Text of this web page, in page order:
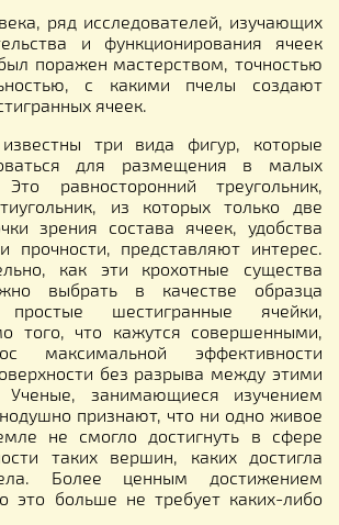
ряд исследователей, изучающих
и функционирования ячеек
поражен мастерством, точностью
с какими пчелы создают
ячеек.
три вида фигур, которые
для размещения в малых
Это равносторонний треугольник,
из которых только две
зрения состава ячеек, удобства
прочности, представляют интерес.
как эти крохотные существа
выбрать в качестве образца
простые шестигранные ячейки,
того, что кажутся совершенными,
максимальной эффективности
без разрыва между этими
Ученые, занимающиеся изучением
признают, что ни одно живое
не смогло достигнуть в сфере
таких вершин, каких достигла
Более ценным достижением
это больше не требует каких-либо